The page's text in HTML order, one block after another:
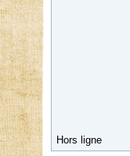
Hors ligne